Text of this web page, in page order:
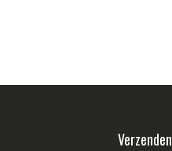
Verzenden